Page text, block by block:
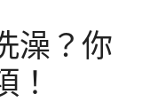
澡？你
！